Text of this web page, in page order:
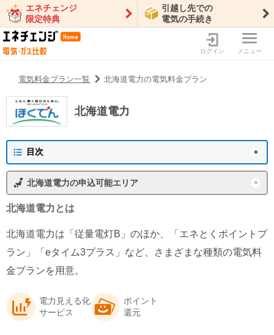
エネチェンジ
限定特典
引越し先での
電気の手続き
ログイン メニュー
電気料金プラン一覧 北海道電力の電気料金プラン
北海道電力
目次
特徴・メリット
北海道電力の会社情報
北海道電力の申込可能エリア
東京電力エリア
北陸電力エリア 中国電力エリア
関西電力エリア
北海道電力とは
北海道電力は「従量電灯B」のほか、「エネとくポイントプ
ラン」「eタイム3プラス」など、さまざまな種類の電気料
金プランを用意。
電力見える化
サービス
ポイント
還元